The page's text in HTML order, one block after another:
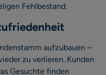
Fehlbestand.
aufzubauen –
zu verlieren. Kunden
Gesuchte finden